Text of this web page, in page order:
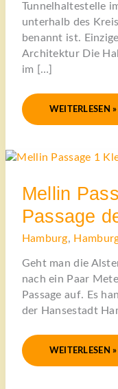
Tunnelhaltestelle
unterhalb des
benannt ist.
Architektur Die
im […]
WEITERLESEN »
Mellin
Passage
Hamburg,
Geht man die
nach ein Paar
Passage auf. Es
der Hansestadt
MELLIN
PASSAGE
PASSAGE
DER
STADT
WEITERLESEN »